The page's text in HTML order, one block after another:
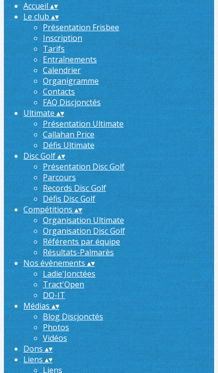
Accueil▴▾
Le club▴▾
Présentation Frisbee
Inscription
Tarifs
Entraînements
Calendrier
Organigramme
Contacts
FAQ Discjonctés
Ultimate▴▾
Présentation Ultimate
Callahan Price
Défis Ultimate
Disc Golf▴▾
Présentation Disc Golf
Parcours
Records Disc Golf
Défis Disc Golf
Compétitions▴▾
Organisation Ultimate
Organisation Disc Golf
Référents par équipe
Résultats-Palmarès
Nos évènements▴▾
Ladie'Jonctées
Tract'Open
DO-IT
Médias▴▾
Blog Discjonctés
Photos
Vidéos
Dons▴▾
Liens▴▾
Liens